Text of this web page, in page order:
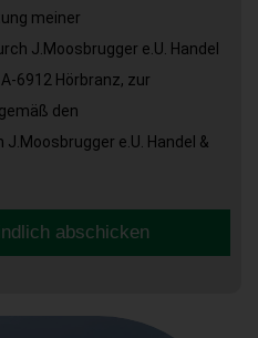
meiner
J.Moosbrugger e.U. Handel
6912 Hörbranz, zur
den
J.Moosbrugger e.U. Handel &
abschicken